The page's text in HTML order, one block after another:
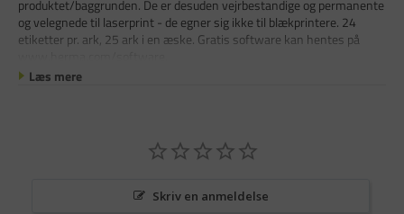
produktet/baggrunden. De er desuden vejrbestandige og permanente
og velegnede til laserprint - de egner sig ikke til blækprintere. 24
etiketter pr. ark, 25 ark i en æske. Gratis software kan hentes på
Læs mere
Skriv en anmeldelse